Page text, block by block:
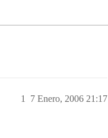
7 Enero, 2006 21:17
1